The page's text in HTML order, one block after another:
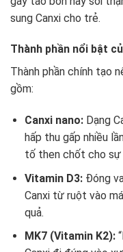
sung Canxi cho trẻ.
Thành phần nổi bật
Thành phần chính tạo
gồm:
Canxi nano:Dạng
hấp thu gấp nhiều
tố then chốt cho sự
Vitamin D3:Đóng
Canxi từ ruột vào
quả.
MK7 (Vitamin K2):